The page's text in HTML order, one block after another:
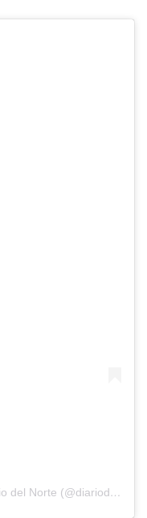
Una publicación compartida por Diario del Norte (@diariodelnorte)